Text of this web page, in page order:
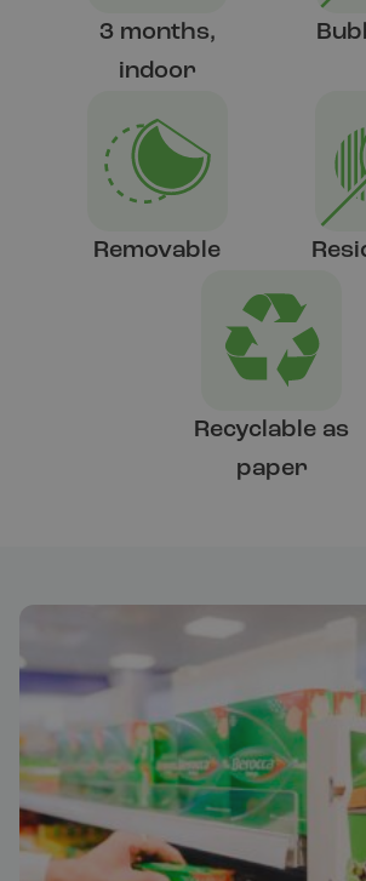
3 months,
indoor
Removable
Recyclable as
paper